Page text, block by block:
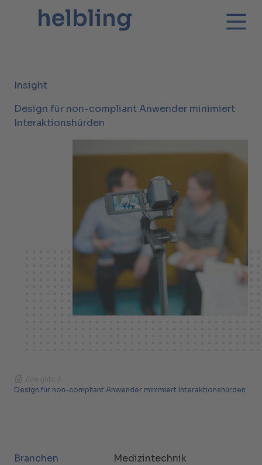
Insight
Design für non-compliant Anwender minimiert
Interaktionshürden
Design für non-compliant Anwender minimiert Interaktionshürden
Branchen Medizintechnik